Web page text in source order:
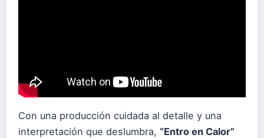
Con una producción cuidada al detalle y una
interpretación que deslumbra, “Entro en Calor”